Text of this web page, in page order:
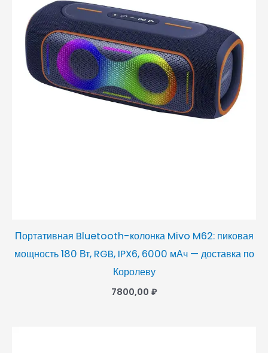
Портативная Bluetooth-колонка Mivo M62: пиковая
мощность 180 Вт, RGB, IPX6, 6000 мАч — доставка по
Королеву
7800,00 ₽